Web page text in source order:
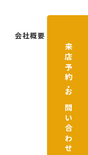
会社概要
来店予約・お問い合わせ